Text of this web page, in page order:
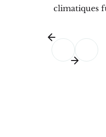
climatiques